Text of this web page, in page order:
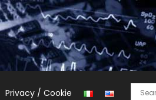
Privacy / Cookie